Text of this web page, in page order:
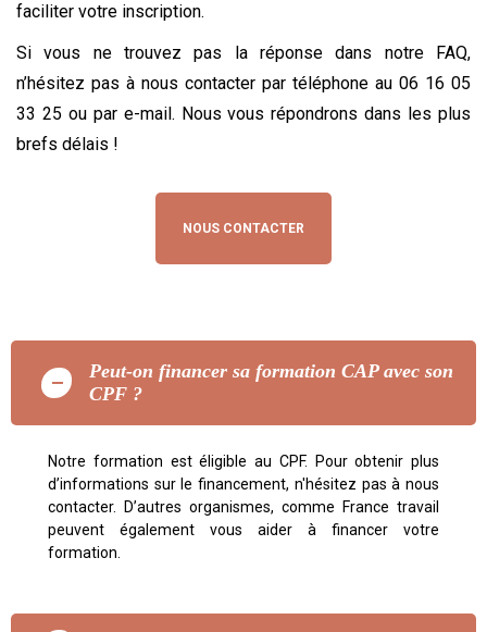
faciliter votre inscription.
Si vous ne trouvez pas la réponse dans notre FAQ,
n’hésitez pas à nous contacter par téléphone au 06 16 05
33 25 ou par e-mail. Nous vous répondrons dans les plus
brefs délais !
NOUS CONTACTER
Peut-on financer sa formation CAP avec son
CPF ?
Notre formation est éligible au CPF. Pour obtenir plus
d’informations sur le financement, n'hésitez pas à nous
contacter. D’autres organismes, comme France travail
peuvent également vous aider à financer votre
formation.